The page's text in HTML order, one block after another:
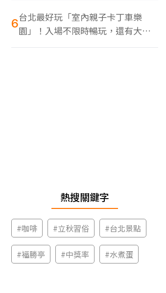
6台北最好玩「室內親子卡丁車樂
園」！入場不限時暢玩，還有大螢
幕Switch遊戲區
熱搜關鍵字
#咖啡 #立秋習俗 #台北景點
#福勝亭 #中獎率 #水煮蛋